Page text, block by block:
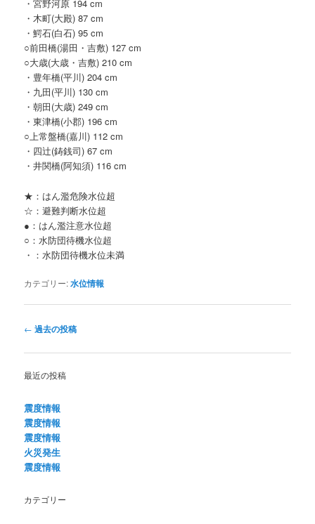
・宮野河原 194 cm
・木町(大殿) 87 cm
・鰐石(白石) 95 cm
○前田橋(湯田・吉敷) 127 cm
○大歳(大歳・吉敷) 210 cm
・豊年橋(平川) 204 cm
・九田(平川) 130 cm
・朝田(大歳) 249 cm
・東津橋(小郡) 196 cm
○上常盤橋(嘉川) 112 cm
・四辻(鋳銭司) 67 cm
・井関橋(阿知須) 116 cm
★：はん濫危険水位超
☆：避難判断水位超
●：はん濫注意水位超
○：水防団待機水位超
・：水防団待機水位未満
カテゴリー:水位情報
投
ナ
ビ
ー
シ
ョ
ン
← 過去の投稿
最近の投稿
震度情報
震度情報
震度情報
火災発生
震度情報
カテゴリー